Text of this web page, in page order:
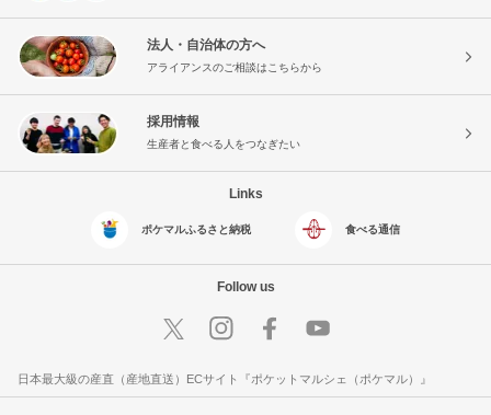
法人・自治体の方へ
アライアンスのご相談はこちらから
採用情報
生産者と食べる人をつなぎたい
Links
ポケマルふるさと納税 食べる通信
Follow us
日本最大級の産直（産地直送）ECサイト『ポケットマルシェ（ポケマル）』